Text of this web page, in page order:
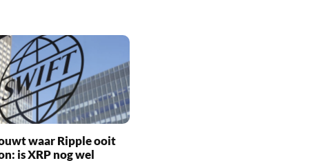
waar Ripple ooit
is XRP nog wel